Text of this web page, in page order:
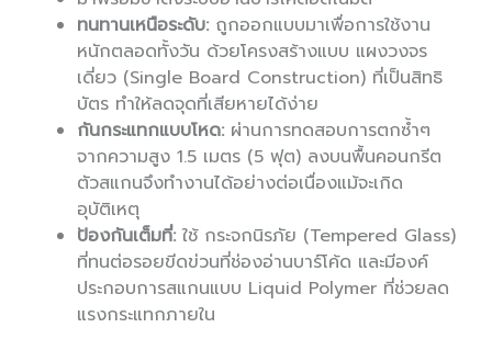
ทนทานเหนือระดับ:ถูกออกแบบมาเพื่อการใช้งาน
หนักตลอดทั้งวัน ด้วยโครงสร้างแบบ แผงวงจร
เดี่ยว (Single Board Construction) ที่เป็นสิทธิ
บัตร ทำให้ลดจุดที่เสียหายได้ง่าย
กันกระแทกแบบโหด:ผ่านการทดสอบการตกซ้ำๆ
จากความสูง 1.5 เมตร (5 ฟุต) ลงบนพื้นคอนกรีต
ตัวสแกนจึงทำงานได้อย่างต่อเนื่องแม้จะเกิด
อุบัติเหตุ
ป้องกันเต็มที่:ใช้ กระจกนิรภัย (Tempered Glass)
ที่ทนต่อรอยขีดข่วนที่ช่องอ่านบาร์โค้ด และมีองค์
ประกอบการสแกนแบบ Liquid Polymer ที่ช่วยลด
แรงกระแทกภายใน